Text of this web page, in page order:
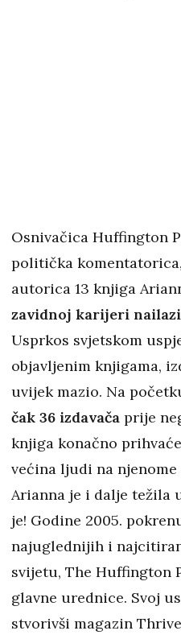
Osnivačica Huffington
politička
autorica 13 knjiga
zavidnoj karijeri
Usprkos svjetskom
objavljenim knjigama,
uvijek mazio. Na
čak 36 izdavača prije
knjiga konačno
većina ljudi na
Arianna je i dalje težila
je! Godine 2005.
najuglednijih i
svijetu, The Huffington
glavne urednice. Svoj
stvorivši magazin